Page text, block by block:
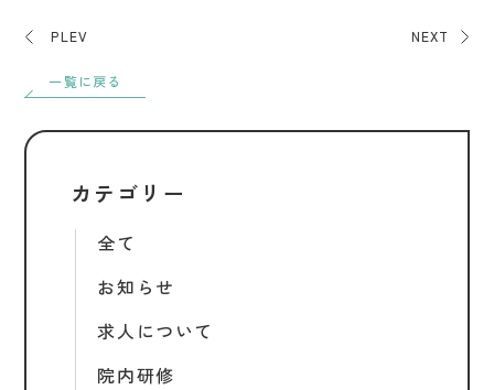
PLEV NEXT
一覧に戻る
カテゴリー
全て
お知らせ
求人について
院内研修